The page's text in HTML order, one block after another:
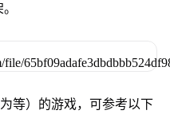
等）的游戏，可参考以下